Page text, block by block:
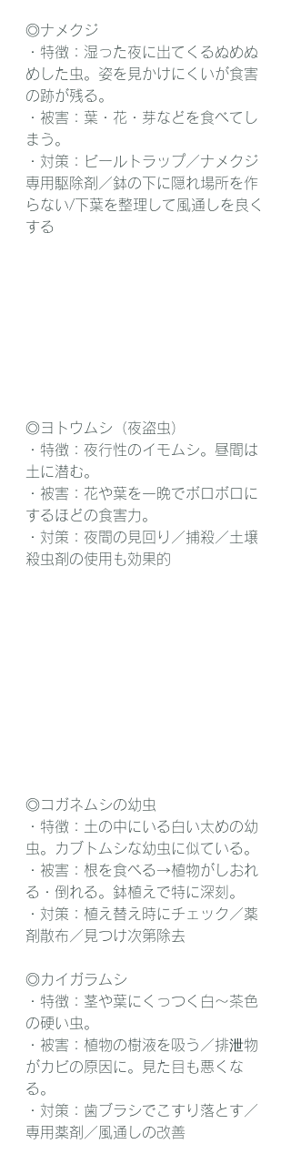
◎ナメクジ
・特徴：湿った夜に出てくるぬめぬ
めした虫。姿を見かけにくいが食害
の跡が残る。
・被害：葉・花・芽などを食べてし
まう。
・対策：ビールトラップ／ナメクジ
専用駆除剤／鉢の下に隠れ場所を作
らない/下葉を整理して風通しを良く
する
◎ヨトウムシ（夜盗虫）
・特徴：夜行性のイモムシ。昼間は
土に潜む。
・被害：花や葉を一晩でボロボロに
するほどの食害力。
・対策：夜間の見回り／捕殺／土壌
殺虫剤の使用も効果的
◎コガネムシの幼虫
・特徴：土の中にいる白い太めの幼
虫。カブトムシな幼虫に似ている。
・被害：根を食べる→植物がしおれ
る・倒れる。鉢植えで特に深刻。
・対策：植え替え時にチェック／薬
剤散布／見つけ次第除去
◎カイガラムシ
・特徴：茎や葉にくっつく白～茶色
の硬い虫。
・被害：植物の樹液を吸う／排泄物
がカビの原因に。見た目も悪くな
る。
・対策：歯ブラシでこすり落とす／
専用薬剤／風通しの改善